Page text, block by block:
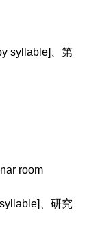
syllable]、第
room
、研究